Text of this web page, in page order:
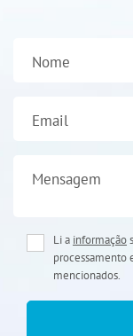
Nome
Email
Mensagem
Li a informação
processamento
mencionados.